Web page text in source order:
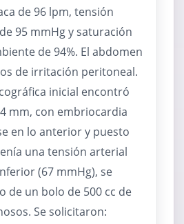
de 96 lpm, tensión
95 mmHg y saturación
de 94%. El abdomen
de irritación peritoneal.
inicial encontró
mm, con embriocardia
en lo anterior y puesto
una tensión arterial
(67 mmHg), se
de un bolo de 500 cc de
Se solicitaron: